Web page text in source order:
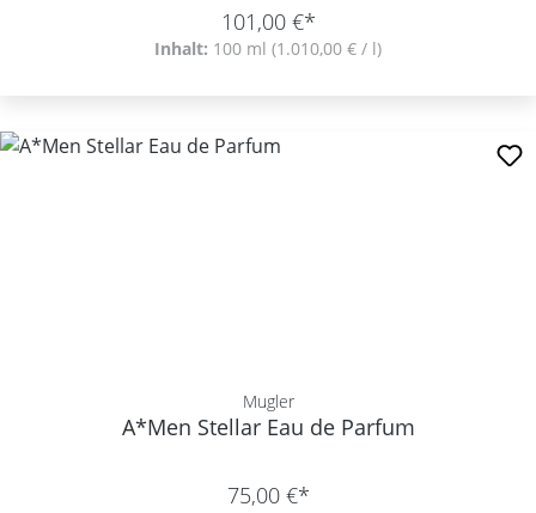
101,00 €*
Inhalt: 100 ml (1.010,00 € / l)
Mugler
A*Men Stellar Eau de Parfum
75,00 €*